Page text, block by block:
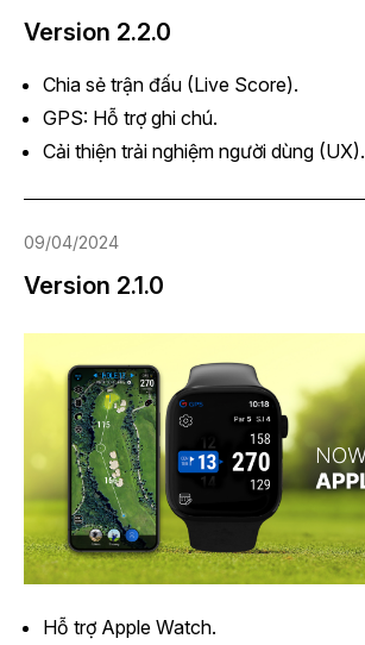
Version 2.2.0
Chia sẻ trận đấu (Live Score).
GPS: Hỗ trợ ghi chú.
Cải thiện trải nghiệm người dùng (UX).
09/04/2024
Version 2.1.0
Hỗ trợ Apple Watch.